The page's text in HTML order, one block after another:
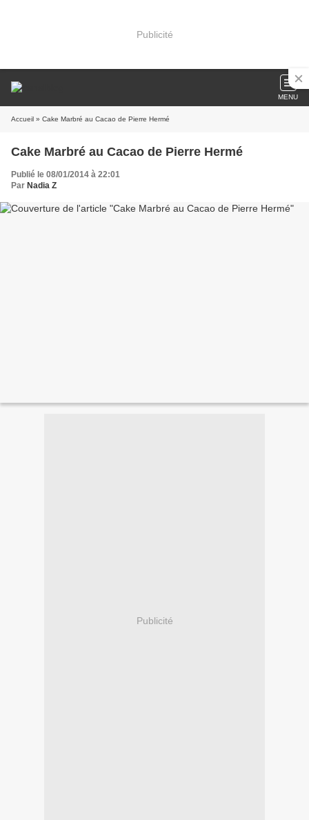
Publicité
MENU
Accueil » Cake Marbré au Cacao de Pierre Hermé
Cake Marbré au Cacao de Pierre Hermé
Publié le 08/01/2014 à 22:01
Par Nadia Z
Publicité